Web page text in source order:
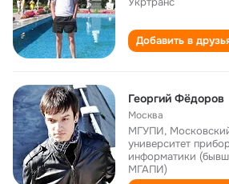
Добавить в
Георгий Фёдоров
Москва
МГУПИ,
университет
информатики
МГАПИ)